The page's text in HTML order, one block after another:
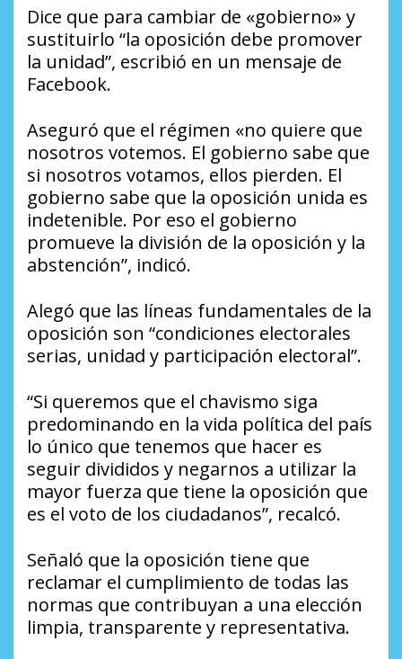
Dice que para cambiar de «gobierno» y
sustituirlo “la oposición debe promover
la unidad”, escribió en un mensaje de
Facebook.
Aseguró que el régimen «no quiere que
nosotros votemos. El gobierno sabe que
si nosotros votamos, ellos pierden. El
gobierno sabe que la oposición unida es
indetenible. Por eso el gobierno
promueve la división de la oposición y la
abstención”, indicó.
Alegó que las líneas fundamentales de la
oposición son “condiciones electorales
serias, unidad y participación electoral”.
“Si queremos que el chavismo siga
predominando en la vida política del país
lo único que tenemos que hacer es
seguir divididos y negarnos a utilizar la
mayor fuerza que tiene la oposición que
es el voto de los ciudadanos”, recalcó.
Señaló que la oposición tiene que
reclamar el cumplimiento de todas las
normas que contribuyan a una elección
limpia, transparente y representativa.